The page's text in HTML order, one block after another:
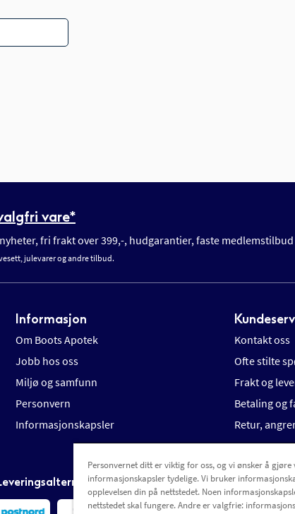
vare*
fri frakt over 399,-, hudgarantier, faste medlemstilbud
julevarer og andre tilbud.
Informasjon
Om Boots Apotek
Jobb hos oss
Miljø og samfunn
Personvern
Informasjonskapsler
Kontakt oss
Ofte stilte
Frakt og
Betaling og
Retur,
Personvernet ditt er viktig for oss, og vi ønsker å
informasjonskapsler tydelige. Vi bruker
opplevelsen din på nettstedet. Noen
nettstedet skal fungere. Andre er valgfrie: